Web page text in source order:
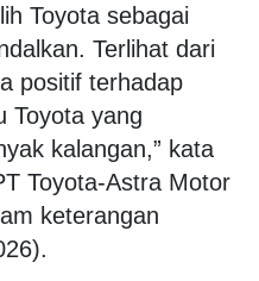
Toyota sebagai
Terlihat dari
positif terhadap
Toyota yang
kalangan,” kata
Toyota-Astra Motor
keterangan